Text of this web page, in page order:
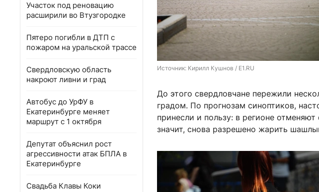
Участок под реновацию
расширили во Втузгородке
Пятеро погибли в ДТП с
пожаром на уральской трассе
Свердловскую область
накроют ливни и град
Автобус до УрФУ в
Екатеринбурге меняет
маршрут с 1 октября
Депутат объяснил рост
агрессивности атак БПЛА в
Екатеринбурге
Свадьба Клавы Коки
Источник: Кирилл Кушнов / E1.RU
До этого свердловчане пережили
градом. По прогнозам синоптиков,
принесли и пользу: в регионе
значит, снова разрешено жарить